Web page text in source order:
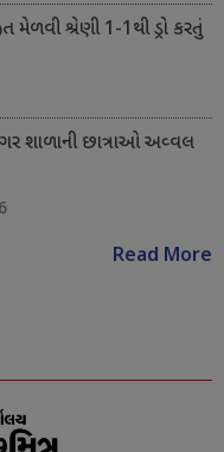
મેળવી શ્રેણી 1-1થી ડ્રો કરતું
શાળાની છાત્રાઓ અવ્વલ
Read More